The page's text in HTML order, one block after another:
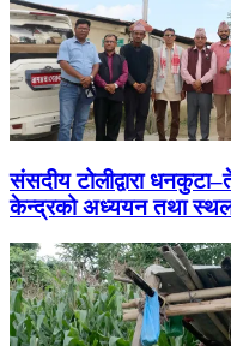
संसदीय टोलीद्वारा
केन्द्रको अध्ययन तथा